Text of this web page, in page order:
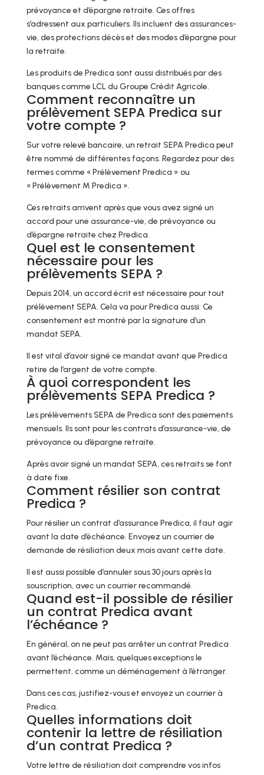
prévoyance et d’épargne retraite. Ces offres
s’adressent aux particuliers. Ils incluent des assurances-
vie, des protections décès et des modes d’épargne pour
la retraite.
Les produits de Predica sont aussi distribués par des
banques comme LCL du Groupe Crédit Agricole.
Comment reconnaître un
prélèvement SEPA Predica sur
votre compte ?
Sur votre relevé bancaire, un retrait SEPA Predica peut
être nommé de différentes façons. Regardez pour des
termes comme « Prélèvement Predica » ou
« Prélèvement M Predica ».
Ces retraits arrivent après que vous avez signé un
accord pour une assurance-vie, de prévoyance ou
d’épargne retraite chez Predica.
Quel est le consentement
nécessaire pour les
prélèvements SEPA ?
Depuis 2014, un accord écrit est nécessaire pour tout
prélèvement SEPA. Cela va pour Predica aussi. Ce
consentement est montré par la signature d’un
mandat SEPA.
Il est vital d’avoir signé ce mandat avant que Predica
retire de l’argent de votre compte.
À quoi correspondent les
prélèvements SEPA Predica ?
Les prélèvements SEPA de Predica sont des paiements
mensuels. Ils sont pour les contrats d’assurance-vie, de
prévoyance ou d’épargne retraite.
Après avoir signé un mandat SEPA, ces retraits se font
à date fixe.
Comment résilier son contrat
Predica ?
Pour résilier un contrat d’assurance Predica, il faut agir
avant la date d’échéance. Envoyez un courrier de
demande de résiliation deux mois avant cette date.
Il est aussi possible d’annuler sous 30 jours après la
souscription, avec un courrier recommandé.
Quand est-il possible de résilier
un contrat Predica avant
l’échéance ?
En général, on ne peut pas arrêter un contrat Predica
avant l’échéance. Mais, quelques exceptions le
permettent, comme un déménagement à l’étranger.
Dans ces cas, justifiez-vous et envoyez un courrier à
Predica.
Quelles informations doit
contenir la lettre de résiliation
d’un contrat Predica ?
Votre lettre de résiliation doit comprendre vos infos